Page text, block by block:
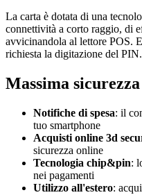
La carta è dotata di una
connettività a corto raggio, di
avvicinandola al lettore POS.
richiesta la digitazione del PIN.
Massima sicurezza
Notifiche di spesa: il
tuo smartphone
Acquisti online 3d
sicurezza online
Tecnologia chip&pin:
nei pagamenti
Utilizzo all'estero: